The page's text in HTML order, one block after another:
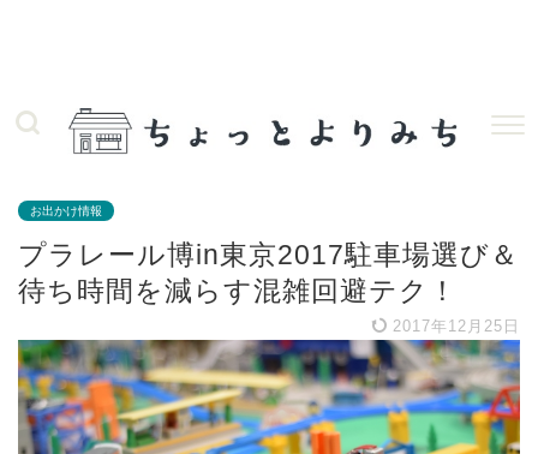
お出かけ情報
プラレール博in東京2017駐車場選び＆
待ち時間を減らす混雑回避テク！
2017年12月25日